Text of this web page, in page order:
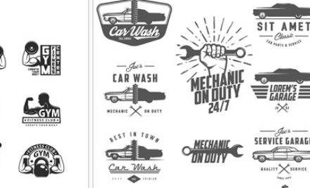
وکتور لوگوی محصولات مزرعه تومان
90,000
34
وکتور لوگوی دست و دمبل